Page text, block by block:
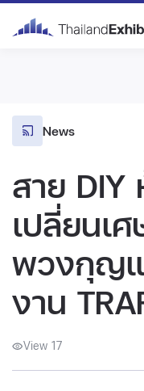
News
สาย DIY
เปลี่ยนเ
พวงกุญแ
งาน
View 17